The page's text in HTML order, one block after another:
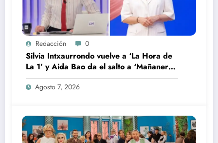
Redacción 0
Silvia Intxaurrondo vuelve a ‘La Hora de
La 1’ y Aida Bao da el salto a ‘Mañaneros
360’
Agosto 7, 2026